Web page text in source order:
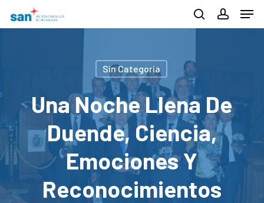
to
searchaccount
Menu
Sin Categoría
Una Noche Llena De
Duende, Ciencia,
Emociones Y
Reconocimientos